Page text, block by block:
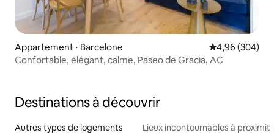
Appartement ⋅ Barcelone Évaluation
4,96 (304)
Confortable, élégant, calme, Paseo de Gracia, AC
Destinations à découvrir
Autres types de logements Lieux incontournables à